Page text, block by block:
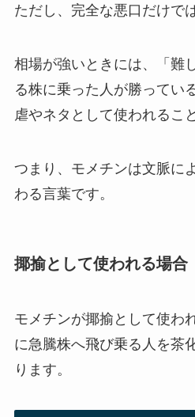
ただし、完全な悪口だけで
相場が強いときには、「難
る株に乗った人が勝ってい
虐やネタとして使われるこ
つまり、モメチンは文脈に
わる言葉です。
揶揄として使われる場合
モメチンが揶揄として使わ
に急騰株へ飛び乗る人を茶
ります。